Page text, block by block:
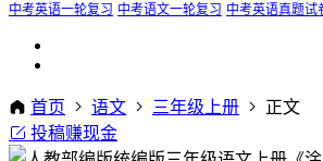
中考英语一轮复习 中考语文一轮复习 中考英语真题试
首页 语文 三年级上册
正文
投稿赚现金